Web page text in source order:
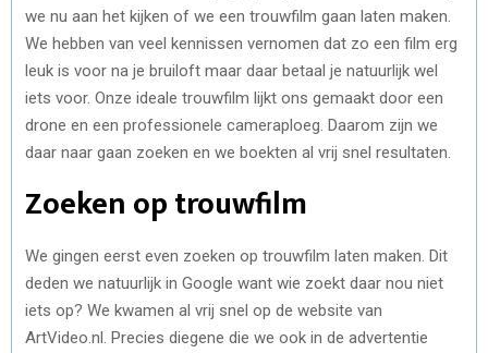
we nu aan het kijken of we een trouwfilm gaan laten maken.
We hebben van veel kennissen vernomen dat zo een film erg
leuk is voor na je bruiloft maar daar betaal je natuurlijk wel
iets voor. Onze ideale trouwfilm lijkt ons gemaakt door een
drone en een professionele cameraploeg. Daarom zijn we
daar naar gaan zoeken en we boekten al vrij snel resultaten.
Zoeken op trouwfilm
We gingen eerst even zoeken op trouwfilm laten maken. Dit
deden we natuurlijk in Google want wie zoekt daar nou niet
iets op? We kwamen al vrij snel op de website van
ArtVideo.nl. Precies diegene die we ook in de advertentie